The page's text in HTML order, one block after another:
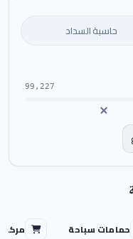
حاسبة السداد
99,227
حمامات سباحة مركز